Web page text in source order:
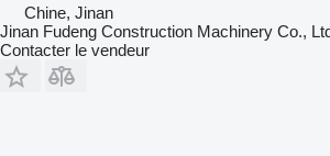
Chine, Jinan
Jinan Fudeng Construction Machinery Co.,
Contacter le vendeur